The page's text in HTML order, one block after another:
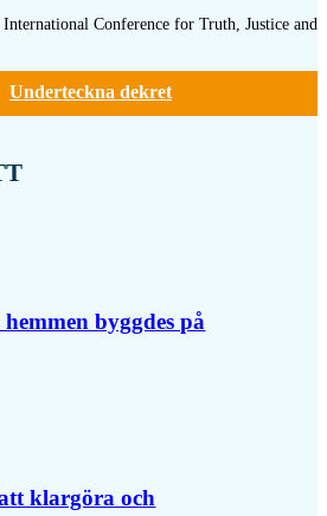
International Conference for Truth, Justice and
Underteckna dekret
byggdes på
klargöra och